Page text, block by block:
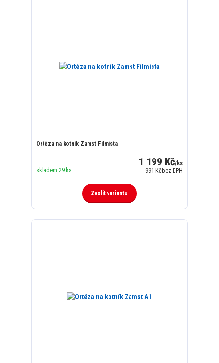
Ortéza na kotník Zamst Filmista
1 199 Kč/ks
991 Kčbez DPH
skladem 29 ks
Zvolit variantu